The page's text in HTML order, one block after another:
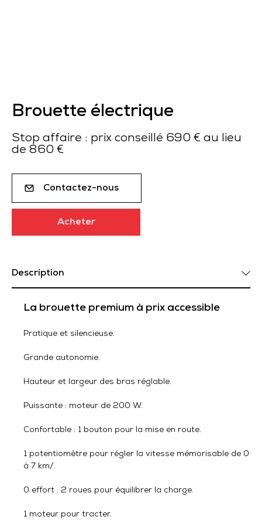
Brouette électrique
Stop affaire : prix conseillé 690 € au lieu
de 860 €
Contactez-nous
Acheter
Description
La brouette premium à prix accessible
Pratique et silencieuse.
Grande autonomie.
Hauteur et largeur des bras réglable.
Puissante : moteur de 200 W.
Confortable : 1 bouton pour la mise en route.
1 potentiomètre pour régler la vitesse mémorisable de 0
à 7 km/.
0 effort : 2 roues pour équilibrer la charge.
1 moteur pour tracter.